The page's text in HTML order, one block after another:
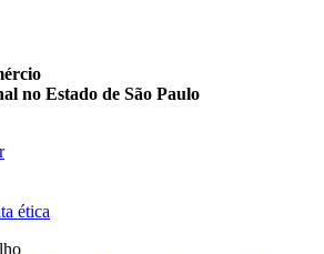
no Estado de São Paulo
ética